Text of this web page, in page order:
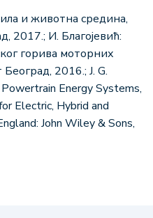
и животна средина,
2017.; И. Благојевић:
горива моторних
2016.; J. G.
Energy Systems,
Electric, Hybrid and
John Wiley & Sons,